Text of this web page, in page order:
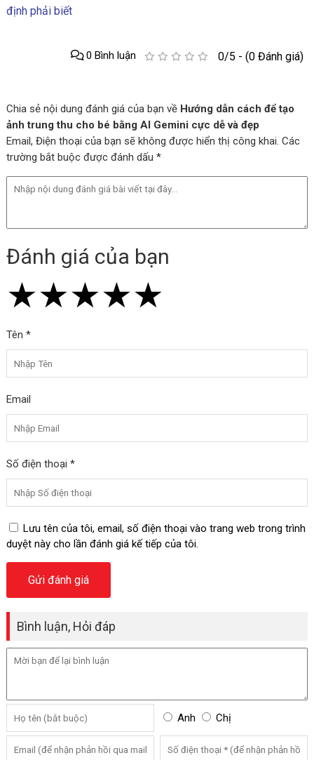
định phải biết
0/5 - (0 Đánh giá)
0 Bình luận
Chia sẻ nội dung đánh giá của bạn về Hướng dẫn cách để tạo
ảnh trung thu cho bé bằng AI Gemini cực dễ và đẹp
Email, Điện thoại của bạn sẽ không được hiển thị công khai. Các
trường bắt buộc được đánh dấu *
Đánh giá của bạn
★
★★
★★★
★★★★
★★★★★
Tên *
Email
Số điện thoại *
Lưu tên của tôi, email, số điện thoại vào trang web trong trình
duyệt này cho lần đánh giá kế tiếp của tôi.
Bình luận, Hỏi đáp
Anh Chị